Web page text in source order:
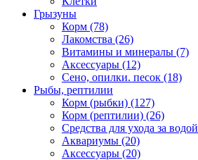
Грызуны
Корм (78)
Лакомства (26)
Витамины и минералы (7)
Аксессуары (12)
Сено, опилки. песок (18)
Рыбы, рептилии
Корм (рыбки) (127)
Корм (рептилии) (26)
Средства для ухода за водой
Аквариумы (20)
Аксессуары (20)